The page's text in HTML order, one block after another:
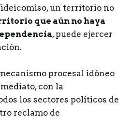
un territorio no
que aún no haya
, puede ejercer
procesal idóneo
con la
los sectores políticos de
reclamo de